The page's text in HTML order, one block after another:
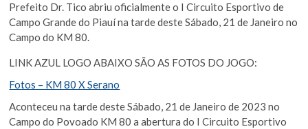
Prefeito Dr. Tico abriu oficialmente o I Circuito Esportivo de
Campo Grande do Piauí na tarde deste Sábado, 21 de Janeiro no
Campo do KM 80.
LINK AZUL LOGO ABAIXO SÃO AS FOTOS DO JOGO:
Fotos – KM 80 X Serano
Aconteceu na tarde deste Sábado, 21 de Janeiro de 2023 no
Campo do Povoado KM 80 a abertura do I Circuito Esportivo